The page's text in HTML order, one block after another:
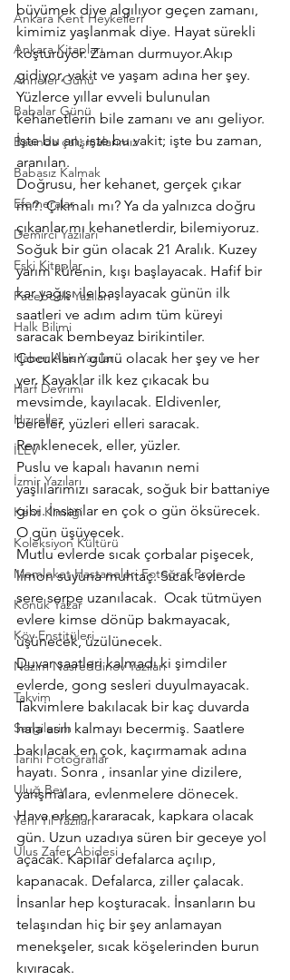
Ankara Kent Heykelleri
Ankara Kitapları
Anneler Günü
Babalar Günü
Basında çalışmalarımız
Babasız Kalmak
Efemeralar
Demirci Yazıları
Eski Kitaplar
Facebook Yazıları
Halk Bilimi
Haber Akis Yazıları
Harf Devrimi
Hızırellez
İLEV
İzmir Yazıları
Kent Kimliği
Koleksiyon Kültürü
Memleket Hastaneleri Fotoğraf Proje
Konuk Yazar
Köy Enstitüleri
Nazim Nasreddinov Yazıları
Takvim
Sergilerim
Tarihi Fotoğraflar
Uluğ Bey
Yeni Yıl Yazıları
Ulus Zafer Abidesi
büyümek diye algılıyor geçen zamanı,
kimimiz yaşlanmak diye. Hayat sürekli
koşturuyor. Zaman durmuyor.Akıp
gidiyor, vakit ve yaşam adına her şey.
Yüzlerce yıllar evveli bulunulan
kehanetlerin bile zamanı ve anı geliyor.
İşte bu an; işte bu vakit; işte bu zaman,
aranılan.
Doğrusu, her kehanet, gerçek çıkar
mı?. Çıkmalı mı? Ya da yalnızca doğru
çıkanlar mı kehanetlerdir, bilemiyoruz.
Soğuk bir gün olacak 21 Aralık. Kuzey
yarım kürenin, kışı başlayacak. Hafif bir
kar yağışı ile başlayacak günün ilk
saatleri ve adım adım tüm küreyi
saracak bembeyaz birikintiler.
Çocukların günü olacak her şey ve her
yer. Kayaklar ilk kez çıkacak bu
mevsimde, kayılacak. Eldivenler,
bereler, yüzleri elleri saracak.
Renklenecek, eller, yüzler.
Puslu ve kapalı havanın nemi
yaşlılarımızı saracak, soğuk bir battaniye
gibi. İnsanlar en çok o gün öksürecek.
O gün üşüyecek.
Mutlu evlerde sıcak çorbalar pişecek,
limon suyuna muhtaç. Sıcak evlerde
sere serpe uzanılacak.  Ocak tütmüyen
evlere kimse dönüp bakmayacak,
üşünecek, üzülünecek.
Duvar saatleri kalmadı ki şimdiler
evlerde, gong sesleri duyulmayacak.
Takvimlere bakılacak bir kaç duvarda
hala asılı kalmayı becermiş. Saatlere
bakılacak en çok, kaçırmamak adına
hayatı. Sonra , insanlar yine dizilere,
yarışmalara, evlenmelere dönecek.
Hava erken kararacak, kapkara olacak
gün. Uzun uzadıya süren bir geceye yol
açacak. Kapılar defalarca açılıp,
kapanacak. Defalarca, ziller çalacak.
İnsanlar hep koşturacak. İnsanların bu
telaşından hiç bir şey anlamayan
menekşeler, sıcak köşelerinden burun
kıvıracak.